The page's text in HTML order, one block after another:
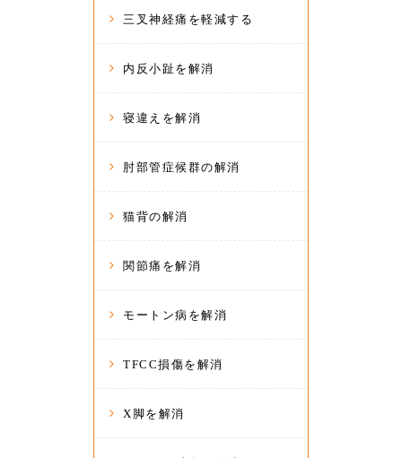
三叉神経痛を軽減する
内反小趾を解消
寝違えを解消
肘部管症候群の解消
猫背の解消
関節痛を解消
モートン病を解消
TFCC損傷を解消
X脚を解消